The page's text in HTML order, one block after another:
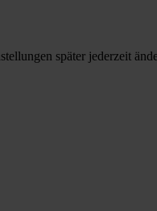
später jederzeit